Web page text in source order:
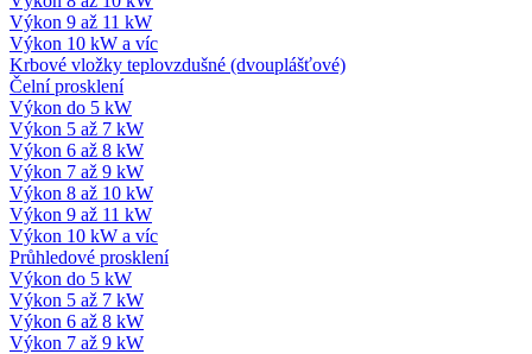
Výkon 9 až 11 kW
Výkon 10 kW a víc
Krbové vložky teplovzdušné (dvouplášťové)
Čelní prosklení
Výkon do 5 kW
Výkon 5 až 7 kW
Výkon 6 až 8 kW
Výkon 7 až 9 kW
Výkon 8 až 10 kW
Výkon 9 až 11 kW
Výkon 10 kW a víc
Průhledové prosklení
Výkon do 5 kW
Výkon 5 až 7 kW
Výkon 6 až 8 kW
Výkon 7 až 9 kW